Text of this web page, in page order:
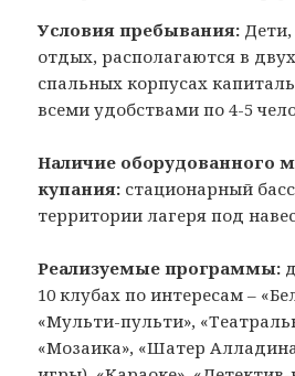
Условия пребывания:
отдых, располагаются в
спальных корпусах
всеми удобствами по 4-5
Наличие оборудованного
купания: стационарный
территории лагеря под
Реализуемые программы:
10 клубах по интересам –
«Мульти-пульти»,
«Мозаика», «Шатер